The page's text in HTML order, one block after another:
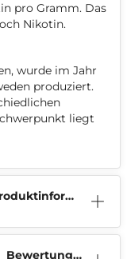
pro Gramm. Das
Nikotin.
wurde im Jahr
produziert.
liegt
Bewertunge